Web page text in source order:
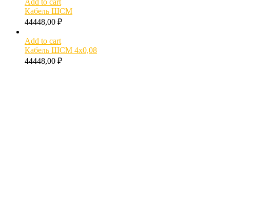
Кабель ШСМ
44448,00 ₽
Add to cart
Кабель ШСМ 4х0,08
44448,00 ₽